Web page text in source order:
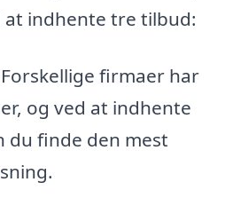
at indhente tre tilbud:
Forskellige firmaer har
og ved at indhente
du finde den mest